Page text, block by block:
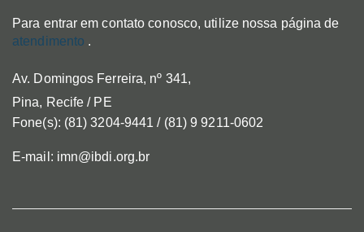
Para entrar em contato conosco, utilize nossa página de
atendimento .
Av. Domingos Ferreira, nº 341,
Pina, Recife / PE
Fone(s): (81) 3204-9441 / (81) 9 9211-0602
E-mail: imn@ibdi.org.br